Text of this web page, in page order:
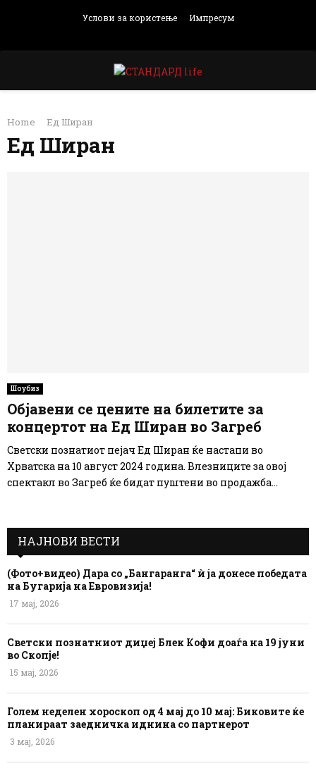
Услови за користење Импресум
PRIMARY
MENU
Home Ед Ширан
Ед Ширан
Шоубиз
Објавени се цените на билетите за
концертот на Ед Ширан во Загреб
Светски познатиот пејач Ед Ширан ќе настапи во
Хрватска на 10 август 2024 година. Влезниците за овој
спектакл во Загреб ќе бидат пуштени во продажба...
НАЈНОВИ ВЕСТИ
(Фото+видео) Дара со „Бангаранга“ ѝ ја донесе победата
на Бугарија на Евровизија!
17 мај, 2026
Светски познатниот диџеј Блек Кофи доаѓа на 19 јуни
во Скопје!
15 мај, 2026
Голем неделен хороскоп од 4 мај до 10 мај: Биковите ќе
планираат заедничка иднина со партнерот
3 мај, 2026